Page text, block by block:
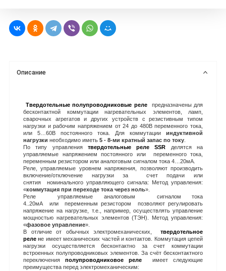
Описание
Твердотельныеполупроводниковые реле
предназначены для
бесконтактной коммутации нагревательных элементов, ламп,
сварочных агрегатов и других устройств с резистивным типом
нагрузки и рабочим напряжением от 24 до 480В переменного тока,
или 5…60B постоянного тока. Для коммутации индуктивной
нагрузки необходимо иметь 5 - 8-ми кратный запас по току
По типу управления твердотельные реле SSR делятся на
управляемые напряжением постоянного или переменного тока,
переменным резистором или аналоговым сигналом тока 4…20мА.
Реле, управляемые уровнем напряжения, позволяют производить
включение/отключение нагрузки за счет подачи или
снятия номинального управляющего сигнала: Метод управления:
«коммутация при переходе тока через ноль».
Реле управляемые аналоговым сигналом тока
4..20мА или переменным резистором позволяют регулировать
напряжение на нагрузке, т.е., например, осуществлять управление
мощностью нагревательных элементов (ТЭН). Метод управления:
«фазовое управление».
В отличие от обычных электромеханических,
твердотельное
реле не имеет механических частей и контактов. Коммутация цепей
нагрузки осуществляется бесконтактно за счет коммутации
встроенных полупроводниковых элементов. За счёт бесконтактного
переключенияполупроводниковое реле
имеет следующие
преимущества перед электромеханическим: